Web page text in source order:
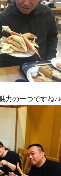
力の一つですね♪♪